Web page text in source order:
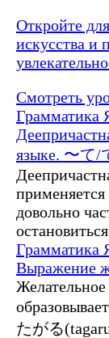
Откройте
искусства и
Смотреть
Грамматика
языке. 〜て/
применяется
довольно
Грамматика
Выражение
たがる